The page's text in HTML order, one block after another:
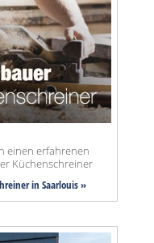
einen erfahrenen
Küchenschreiner
in Saarlouis »